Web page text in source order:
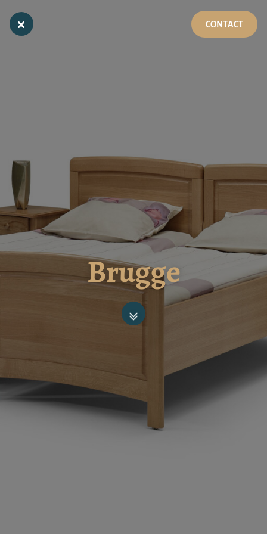
Brugge
CONTACT